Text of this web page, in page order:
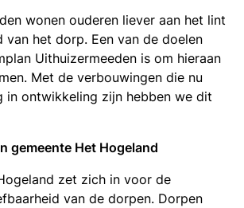
wonen ouderen liever aan het lint
van het dorp. Een van de doelen
Uithuizermeeden is om hieraan
Met de verbouwingen die nu
in ontwikkeling zijn hebben we dit
gemeente Het Hogeland
zet zich in voor de
van de dorpen. Dorpen